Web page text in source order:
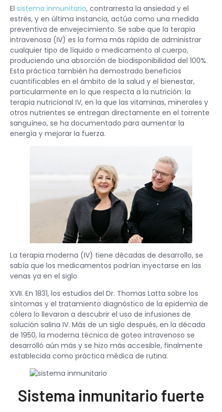
El sistema inmunitario, contrarresta la ansiedad y el
estrés, y en última instancia, actúa como una medida
preventiva de envejecimiento. Se sabe que la terapia
intravenosa (IV) es la forma más rápida de administrar
cualquier tipo de líquido o medicamento al cuerpo,
produciendo una absorción de biodisponibilidad del 100%.
Esta práctica también ha demostrado beneficios
cuantificables en el ámbito de la salud y el bienestar,
particularmente en lo que respecta a la nutrición: la
terapia nutricional IV, en la que las vitaminas, minerales y
otros nutrientes se entregan directamente en el torrente
sanguíneo, se ha documentado para aumentar la
energía y mejorar la fuerza.
La terapia moderna (IV) tiene décadas de desarrollo, se
sabía que los medicamentos podrían inyectarse en las
venas ya en el siglo
XVII. En 1831, los estudios del Dr. Thomas Latta sobre los
síntomas y el tratamiento diagnóstico de la epidemia de
cólera lo llevaron a descubrir el uso de infusiones de
solución salina IV. Más de un siglo después, en la década
de 1950, la moderna técnica de goteo intravenoso se
desarrolló aún más y se hizo más accesible, finalmente
establecida como práctica médica de rutina.
Sistema inmunitario fuerte